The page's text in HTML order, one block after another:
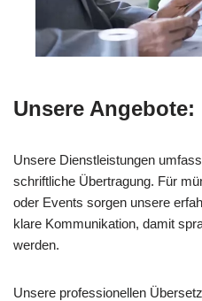
Unsere Angebote:
Unsere Dienstleistungen
schriftliche Übertragung. Für
oder Events sorgen unsere
klare Kommunikation, damit
werden.
Unsere professionellen